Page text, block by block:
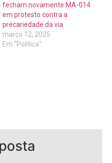
fecham novamente MA-014
em protesto contra a
precariedade da via
março 12, 2025
Em "Política"